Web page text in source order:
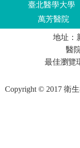
臺北醫學大學
萬芳醫院
地址：
醫
最佳瀏覽
Copyright © 2017 衛